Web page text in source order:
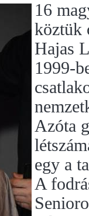
16
köztük
Hajas
1999-
Azóta
egy a
A